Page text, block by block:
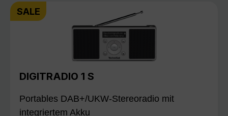
SALE
DIGITRADIO 1 S
Portables DAB+/UKW-Stereoradio mit
integriertem Akku